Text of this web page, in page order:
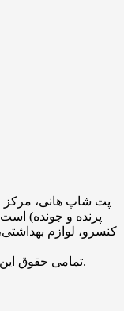
پت شاپ هانی، مرکز
پرنده و جونده)
کنسرو، لوازم
تمامی حقوق این سایت متعلق به تیم پت شاپ هانی می باشد.